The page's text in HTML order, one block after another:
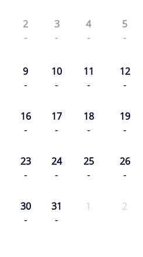
2
-
3
-
4
-
5
-
9
-
10
-
11
-
12
-
16
-
17
-
18
-
19
-
23
-
24
-
25
-
26
-
30
-
31
-
1 2